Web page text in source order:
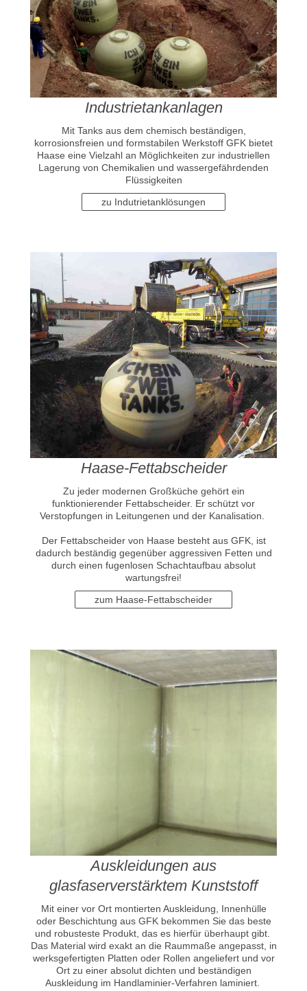
Industrietankanlagen
Mit Tanks aus dem chemisch beständigen,
korrosionsfreien und formstabilen Werkstoff GFK bietet
Haase eine Vielzahl an Möglichkeiten zur industriellen
Lagerung von Chemikalien und wassergefährdenden
Flüssigkeiten
zu Indutrietanklösungen
Haase-Fettabscheider
Zu jeder modernen Großküche gehört ein
funktionierender Fettabscheider. Er schützt vor
Verstopfungen in Leitungenen und der Kanalisation.
Der Fettabscheider von Haase besteht aus GFK, ist
dadurch beständig gegenüber aggressiven Fetten und
durch einen fugenlosen Schachtaufbau absolut
wartungsfrei!
zum Haase-Fettabscheider
Auskleidungen aus
glasfaserverstärktem Kunststoff
Mit einer vor Ort montierten Auskleidung, Innenhülle
oder Beschichtung aus GFK bekommen Sie das beste
und robusteste Produkt, das es hierfür überhaupt gibt.
Das Material wird exakt an die Raummaße angepasst, in
werksgefertigten Platten oder Rollen angeliefert und vor
Ort zu einer absolut dichten und beständigen
Auskleidung im Handlaminier-Verfahren laminiert.